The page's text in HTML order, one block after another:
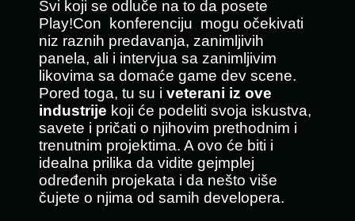
Svi koji se odluče na to da posete
Play!Con konferenciju mogu očekivati
niz raznih predavanja, zanimljivih
panela, ali i intervjua sa zanimljivim
likovima sa domaće game dev scene.
Pored toga, tu su iveterani iz ove
industrije koji će podeliti svoja iskustva,
savete i pričati o njihovim prethodnim i
trenutnim projektima. A ovo će biti i
idealna prilika da vidite gejmplej
određenih projekata i da nešto više
čujete o njima od samih developera.